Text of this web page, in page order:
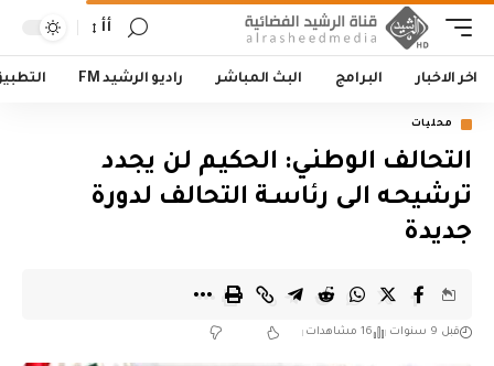
أأ
اخر الاخبار البرامج البث المباشر راديو الرشيد FM
محليات
التحالف الوطنـي: الحكيـم لن يجدد
ترشيحـه الى رئاسـة التحالف لدورة
جديدة
قبل 9 سنوات 16 مشاهدات